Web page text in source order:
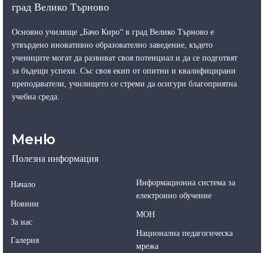
град Велико Търново
Основно училище „Бачо Киро“ в град Велико Търново е
утвърдено иновативно образователно заведение, където
учениците могат да развиват своя потенциал и да се подготвят
за бъдещи успехи. Със своя екип от опитни и квалифицирани
преподаватели, училището се стреми да осигури благоприятна
учебна среда.
Меню
Полезна информация
Начало
Новини
За нас
Галерия
Информационна система за
електронно обучение
МОН
Национална педагогическа
мрежа